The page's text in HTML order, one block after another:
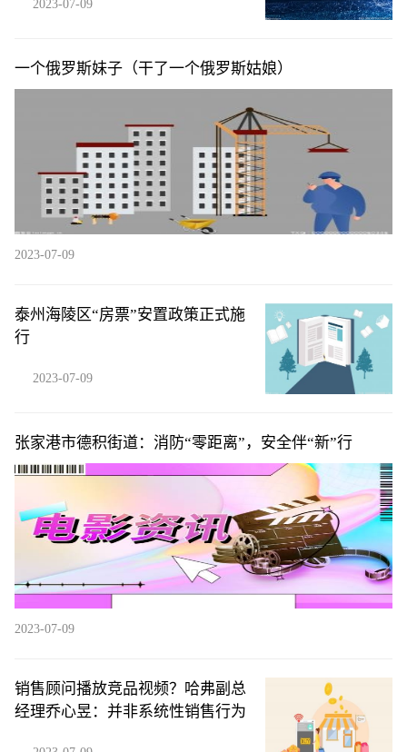
2023-07-09
一个俄罗斯妹子（干了一个俄罗斯姑娘）
2023-07-09
泰州海陵区“房票”安置政策正式施
行
2023-07-09
张家港市德积街道：消防“零距离”，安全伴“新”行
2023-07-09
销售顾问播放竞品视频？哈弗副总
经理乔心昱：并非系统性销售行为